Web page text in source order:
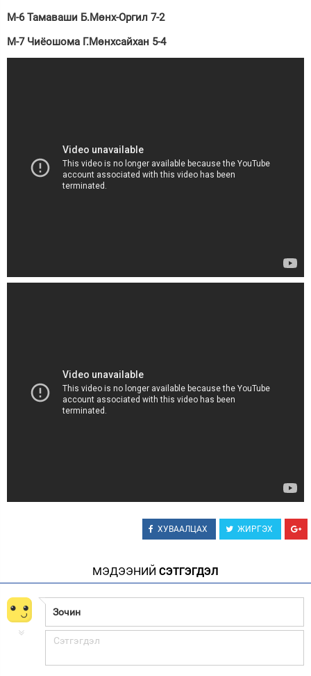
М-6 Тамаваши Б.Мөнх-Оргил 7-2
М-7 Чиёошома Г.Мөнхсайхан 5-4
ХУВААЛЦАХ ЖИРГЭХ
МЭДЭЭНИЙ СЭТГЭГДЭЛ